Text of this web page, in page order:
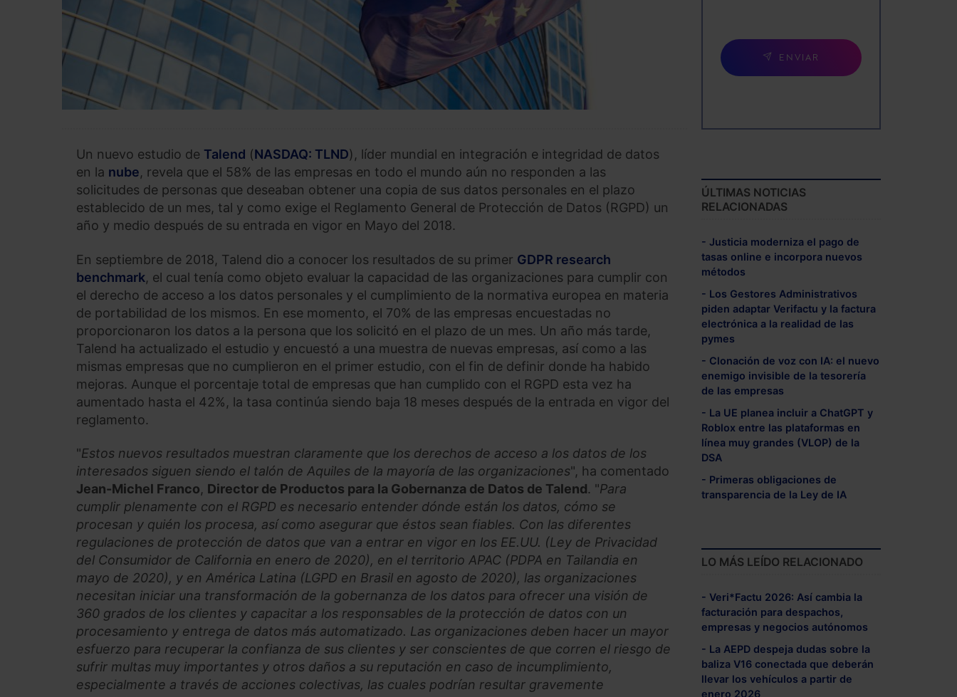
Un nuevo estudio de Talend (NASDAQ: TLND), líder mundial en integración e integridad de datos
en la nube, revela que el 58% de las empresas en todo el mundo aún no responden a las
solicitudes de personas que deseaban obtener una copia de sus datos personales en el plazo
establecido de un mes, tal y como exige el Reglamento General de Protección de Datos (RGPD) un
año y medio después de su entrada en vigor en Mayo del 2018.
En septiembre de 2018, Talend dio a conocer los resultados de su primer GDPR research
benchmark, el cual tenía como objeto evaluar la capacidad de las organizaciones para cumplir con
el derecho de acceso a los datos personales y el cumplimiento de la normativa europea en materia
de portabilidad de los mismos. En ese momento, el 70% de las empresas encuestadas no
proporcionaron los datos a la persona que los solicitó en el plazo de un mes. Un año más tarde,
Talend ha actualizado el estudio y encuestó a una muestra de nuevas empresas, así como a las
mismas empresas que no cumplieron en el primer estudio, con el fin de definir donde ha habido
mejoras. Aunque el porcentaje total de empresas que han cumplido con el RGPD esta vez ha
aumentado hasta el 42%, la tasa continúa siendo baja 18 meses después de la entrada en vigor del
reglamento.
"Estos nuevos resultados muestran claramente que los derechos de acceso a los datos de los
interesados siguen siendo el talón de Aquiles de la mayoría de las organizaciones", ha comentado
Jean-Michel Franco, Director de Productos para la Gobernanza de Datos de Talend. "Para
cumplir plenamente con el RGPD es necesario entender dónde están los datos, cómo se
procesan y quién los procesa, así como asegurar que éstos sean fiables. Con las diferentes
regulaciones de protección de datos que van a entrar en vigor en los EE.UU. (Ley de Privacidad
del Consumidor de California en enero de 2020), en el territorio APAC (PDPA en Tailandia en
mayo de 2020), y en América Latina (LGPD en Brasil en agosto de 2020), las organizaciones
necesitan iniciar una transformación de la gobernanza de los datos para ofrecer una visión de
360 grados de los clientes y capacitar a los responsables de la protección de datos con un
procesamiento y entrega de datos más automatizado. Las organizaciones deben hacer un mayor
esfuerzo para recuperar la confianza de sus clientes y ser conscientes de que corren el riesgo de
sufrir multas muy importantes y otros daños a su reputación en caso de incumplimiento,
especialmente a través de acciones colectivas, las cuales podrían resultar gravemente
ENVIAR
ÚLTIMAS NOTICIAS
RELACIONADAS
- Justicia moderniza el pago de
tasas online e incorpora nuevos
métodos
- Los Gestores Administrativos
piden adaptar Verifactu y la factura
electrónica a la realidad de las
pymes
- Clonación de voz con IA: el nuevo
enemigo invisible de la tesorería
de las empresas
- La UE planea incluir a ChatGPT y
Roblox entre las plataformas en
línea muy grandes (VLOP) de la
DSA
- Primeras obligaciones de
transparencia de la Ley de IA
LO MÁS LEÍDO RELACIONADO
- Veri*Factu 2026: Así cambia la
facturación para despachos,
empresas y negocios autónomos
- La AEPD despeja dudas sobre la
baliza V16 conectada que deberán
llevar los vehículos a partir de
enero 2026